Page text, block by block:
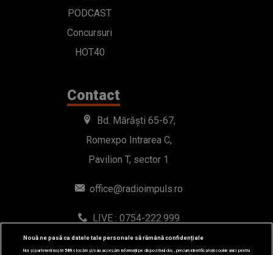
PODCAST
Concursuri
HOT40
Contact
Bd. Mărăști 65-67,
Romexpo Intrarea C,
Pavilion T, sector 1
office@radioimpuls.ro
LIVE : 0754-222.999
WhatsApp: 0754-222.999
Nouă ne pasă ca datele tale personale să rămână confidențiale
Noi și partenerii noștri589stocăm și/sau accesăm informații pe dispozitivul dvs., precum identificatorii cookie unici pentru